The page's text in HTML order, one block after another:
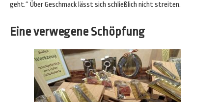
geht.“ Über Geschmack lässt sich schließlich nicht streiten.
Eine verwegene Schöpfung